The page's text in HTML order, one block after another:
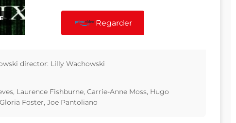
Regarder
director: Lilly Wachowski
Laurence Fishburne, Carrie-Anne Moss, Hugo
Foster, Joe Pantoliano